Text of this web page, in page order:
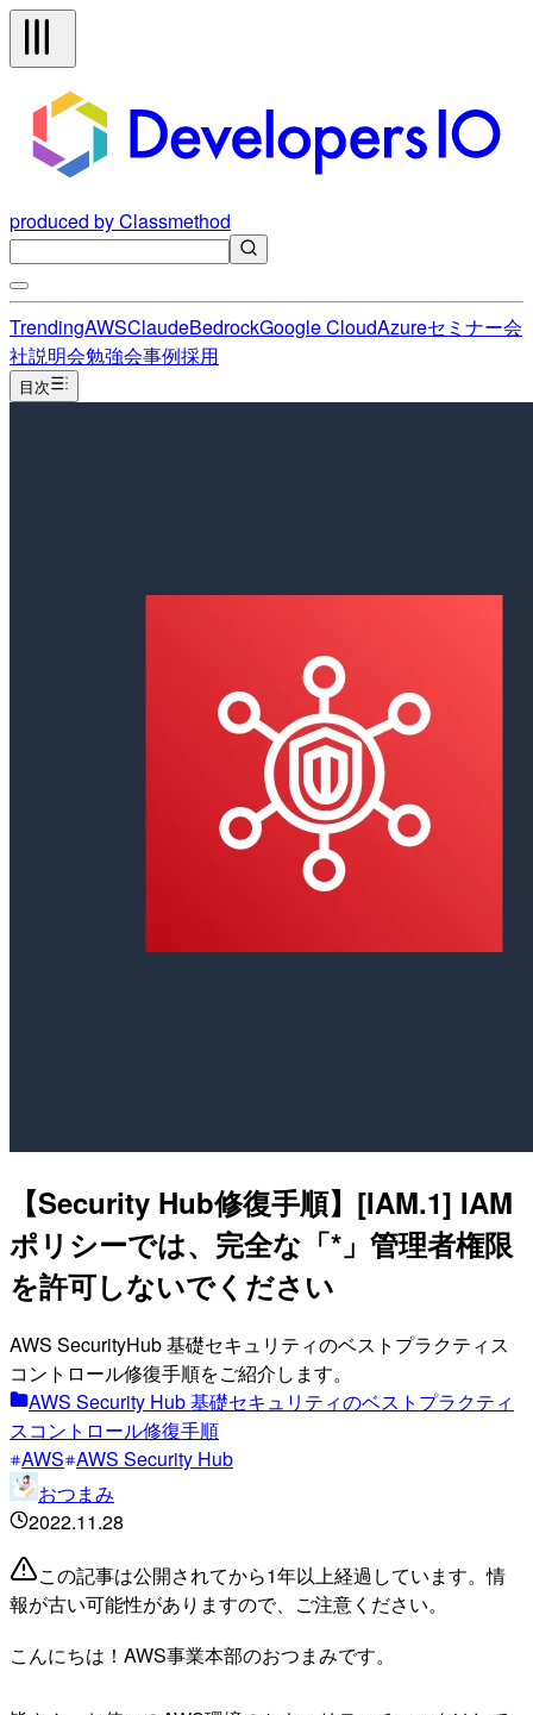
produced by Classmethod
TrendingAWSClaudeBedrockGoogle CloudAzureセミナー会
社説明会勉強会事例採用
目次
【Security Hub修復手順】[IAM.1] IAM
ポリシーでは、完全な「*」管理者権限
を許可しないでください
AWS SecurityHub 基礎セキュリティのベストプラクティス
コントロール修復手順をご紹介します。
AWS Security Hub 基礎セキュリティのベストプラクティ
スコントロール修復手順
AWS AWS Security Hub
おつまみ
2022.11.28
この記事は公開されてから1年以上経過しています。情
報が古い可能性がありますので、ご注意ください。
こんにちは！AWS事業本部のおつまみです。